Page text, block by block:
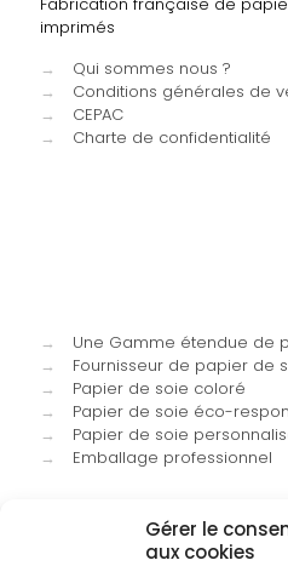
Gérer le
aux cookies
imprimés
→
Qui sommes nous ?
→
Conditions générales de
→
CEPAC
→
Charte de confidentialité
→
Une Gamme étendue de
→
Fournisseur de papier de
→
Papier de soie coloré
→
Papier de soie éco-
→
Papier de soie
→
Emballage professionnel